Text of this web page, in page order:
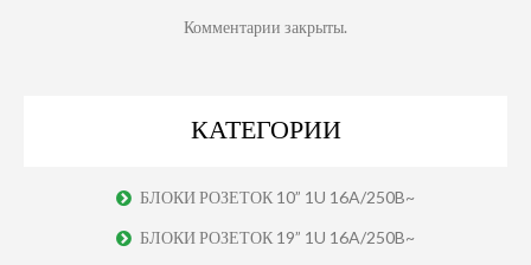
Комментарии закрыты.
КАТЕГОРИИ
БЛОКИ РОЗЕТОК 10” 1U 16A/250B~
БЛОКИ РОЗЕТОК 19” 1U 16A/250B~